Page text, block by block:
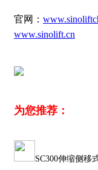
官网：
www.sinolift.cn
为您推荐：
SC300伸缩侧